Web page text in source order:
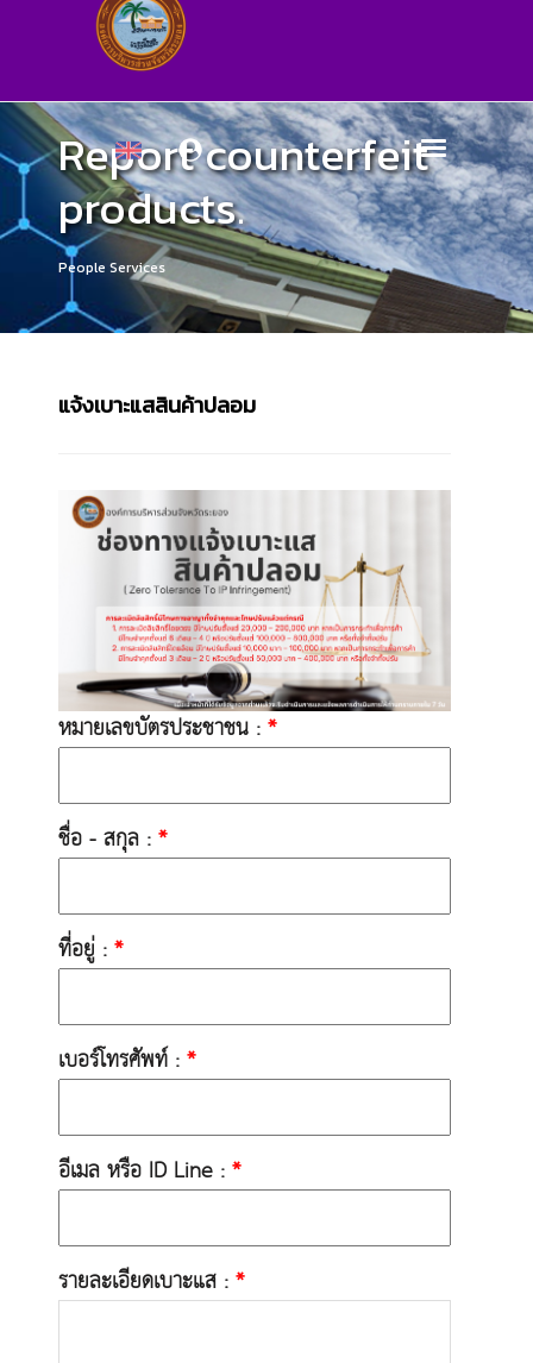
Report counterfeit
products.
People Services
แจ้งเบาะแสสินค้าปลอม
หมายเลขบัตรประชาชน :*
ชื่อ - สกุล :*
ที่อยู่ :*
เบอร์โทรศัพท์ :*
อีเมล หรือ ID Line :*
รายละเอียดเบาะแส :*